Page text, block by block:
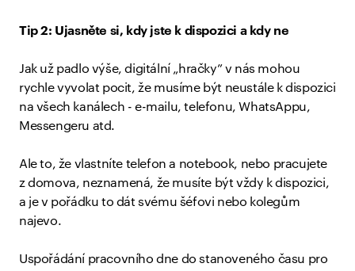
Tip 2: Ujasněte si, kdy jste k dispozici a kdy ne
Jak už padlo výše, digitální „hračky” v nás mohou
rychle vyvolat pocit, že musíme být neustále k dispozici
na všech kanálech - e-mailu, telefonu, WhatsAppu,
Messengeru atd.
Ale to, že vlastníte telefon a notebook, nebo pracujete
z domova, neznamená, že musíte být vždy k dispozici,
a je v pořádku to dát svému šéfovi nebo kolegům
najevo.
Uspořádání pracovního dne do stanoveného času pro